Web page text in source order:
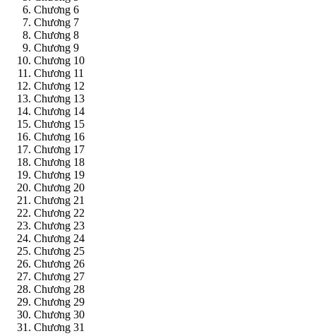
Chương 6
Chương 7
Chương 8
Chương 9
Chương 10
Chương 11
Chương 12
Chương 13
Chương 14
Chương 15
Chương 16
Chương 17
Chương 18
Chương 19
Chương 20
Chương 21
Chương 22
Chương 23
Chương 24
Chương 25
Chương 26
Chương 27
Chương 28
Chương 29
Chương 30
Chương 31